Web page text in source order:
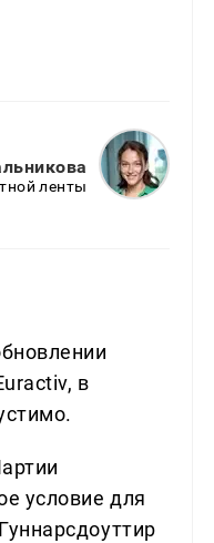
ленты
в
условие для